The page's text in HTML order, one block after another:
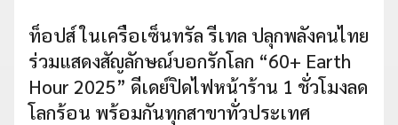
ท็อปส์ ในเครือเซ็นทรัล รีเทล ปลุกพลังคนไทย
ร่วมแสดงสัญลักษณ์บอกรักโลก “60+ Earth
Hour 2025” ดีเดย์ปิดไฟหน้าร้าน 1 ชั่วโมงลด
โลกร้อน พร้อมกันทุกสาขาทั่วประเทศ